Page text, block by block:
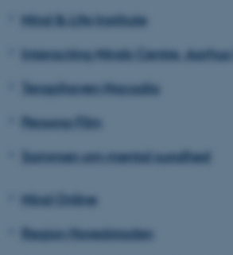
Mind & Life Institute
Interacting Minds Centre,
Terapihaven Nacadia
Persona Film
Sammen om mental sundhed
Mind Online
Region Hovedstaden